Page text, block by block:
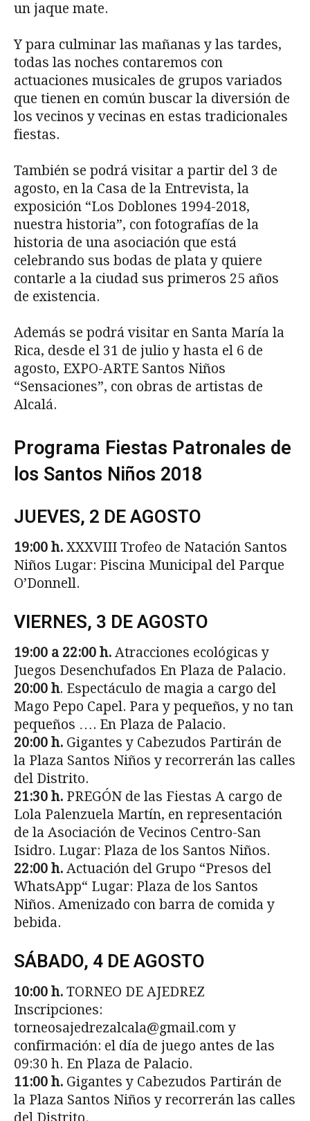
un jaque mate.
Y para culminar las mañanas y las tardes,
todas las noches contaremos con
actuaciones musicales de grupos variados
que tienen en común buscar la diversión de
los vecinos y vecinas en estas tradicionales
fiestas.
También se podrá visitar a partir del 3 de
agosto, en la Casa de la Entrevista, la
exposición “Los Doblones 1994-2018,
nuestra historia”, con fotografías de la
historia de una asociación que está
celebrando sus bodas de plata y quiere
contarle a la ciudad sus primeros 25 años
de existencia.
Además se podrá visitar en Santa María la
Rica, desde el 31 de julio y hasta el 6 de
agosto, EXPO-ARTE Santos Niños
“Sensaciones”, con obras de artistas de
Alcalá.
Programa Fiestas Patronales de
los Santos Niños 2018
JUEVES, 2 DE AGOSTO
19:00 h. XXXVIII Trofeo de Natación Santos
Niños Lugar: Piscina Municipal del Parque
O’Donnell.
VIERNES, 3 DE AGOSTO
19:00 a 22:00 h. Atracciones ecológicas y
Juegos Desenchufados En Plaza de Palacio.
20:00 h. Espectáculo de magia a cargo del
Mago Pepo Capel. Para y pequeños, y no tan
pequeños …. En Plaza de Palacio.
20:00 h. Gigantes y Cabezudos Partirán de
la Plaza Santos Niños y recorrerán las calles
del Distrito.
21:30 h. PREGÓN de las Fiestas A cargo de
Lola Palenzuela Martín, en representación
de la Asociación de Vecinos Centro-San
Isidro. Lugar: Plaza de los Santos Niños.
22:00 h. Actuación del Grupo “Presos del
WhatsApp“ Lugar: Plaza de los Santos
Niños. Amenizado con barra de comida y
bebida.
SÁBADO, 4 DE AGOSTO
10:00 h. TORNEO DE AJEDREZ
Inscripciones:
torneosajedrezalcala@gmail.com y
confirmación: el día de juego antes de las
09:30 h. En Plaza de Palacio.
11:00 h. Gigantes y Cabezudos Partirán de
la Plaza Santos Niños y recorrerán las calles